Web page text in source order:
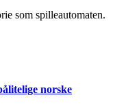
som spilleautomaten.
norske